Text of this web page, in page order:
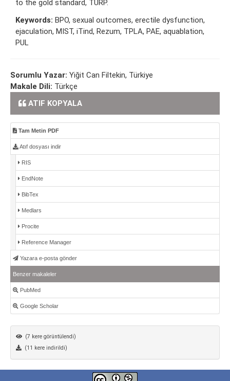
to the gold standard, TURP.
Keywords: BPO, sexual outcomes, erectile dysfunction,
ejaculation, MIST, iTind, Rezum, TPLA, PAE, aquablation,
PUL
Sorumlu Yazar: Yiğit Can Filtekin, Türkiye
Makale Dili: Türkçe
ATIF KOPYALA
Tam Metin PDF
Atıf dosyası indir
RIS
EndNote
BibTex
Medlars
Procite
Reference Manager
Yazara e-posta gönder
Benzer makaleler
PubMed
Google Scholar
(7 kere görüntülendi)
(11 kere indirildi)